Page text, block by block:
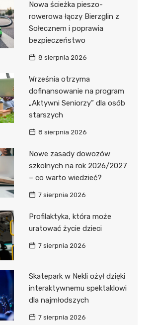
Dzieci Wrzesińskich
Park Miejski im. Dzieci
Wrzesińskich
Amfiteatr im. Anny Jantar
Jump World Września
Wrzesińska Strefa
Aktywności
Pałac w Miłosławiu
Izba Pamięci Reymonta
Rezerwat Czeszewski Las
Nowa ścieżka pieszo-
rowerowa łączy Bierzglin z
Sołecznem i poprawia
bezpieczeństwo
8 sierpnia 2026
Września otrzyma
dofinansowanie na program
„Aktywni Seniorzy” dla osób
starszych
8 sierpnia 2026
Nowe zasady dowozów
szkolnych na rok 2026/2027
– co warto wiedzieć?
7 sierpnia 2026
Profilaktyka, która może
uratować życie dzieci
7 sierpnia 2026
Skatepark w Nekli ożył dzięki
interaktywnemu spektaklowi
dla najmłodszych
7 sierpnia 2026